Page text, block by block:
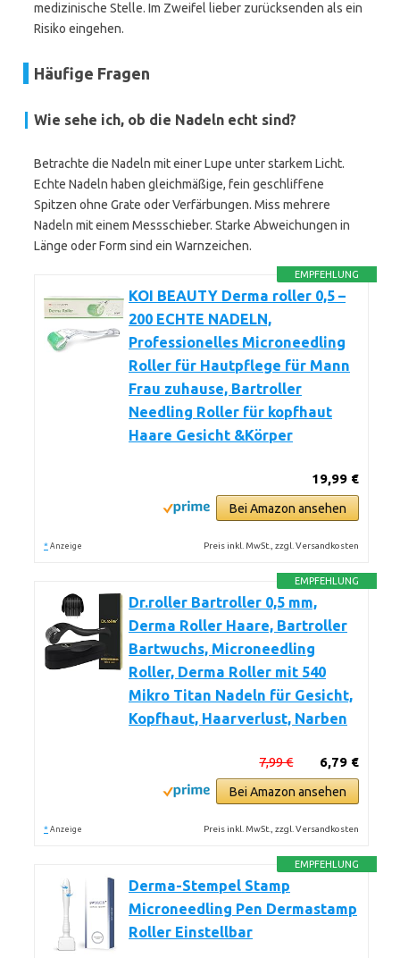
medizinische Stelle. Im Zweifel lieber zurücksenden als ein
Risiko eingehen.
Häufige Fragen
Wie sehe ich, ob die Nadeln echt sind?
Betrachte die Nadeln mit einer Lupe unter starkem Licht.
Echte Nadeln haben gleichmäßige, fein geschliffene
Spitzen ohne Grate oder Verfärbungen. Miss mehrere
Nadeln mit einem Messschieber. Starke Abweichungen in
Länge oder Form sind ein Warnzeichen.
EMPFEHLUNG
KOI BEAUTY Derma roller 0,5 –
200 ECHTE NADELN,
Professionelles Microneedling
Roller für Hautpflege für Mann
Frau zuhause, Bartroller
Needling Roller für kopfhaut
Haare Gesicht &Körper
19,99 €
Bei Amazon ansehen
* Anzeige Preis inkl. MwSt., zzgl. Versandkosten
EMPFEHLUNG
Dr.roller Bartroller 0,5 mm,
Derma Roller Haare, Bartroller
Bartwuchs, Microneedling
Roller, Derma Roller mit 540
Mikro Titan Nadeln für Gesicht,
Kopfhaut, Haarverlust, Narben
6,79 €
7,99 €
Bei Amazon ansehen
* Anzeige Preis inkl. MwSt., zzgl. Versandkosten
EMPFEHLUNG
Derma-Stempel Stamp
Microneedling Pen Dermastamp
Roller Einstellbar